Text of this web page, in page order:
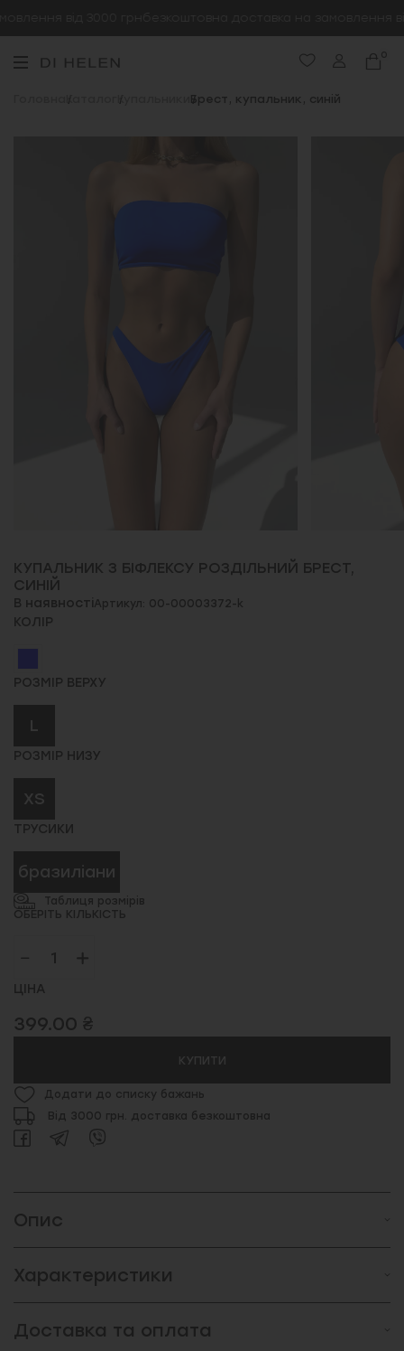
безкоштовна доставка на замовлення
0
Каталог Купальники Брест, купальник, синій
КУПАЛЬНИК З БІФЛЕКСУ РОЗДІЛЬНИЙ БРЕСТ,
СИНІЙ
В наявностіАртикул: 00-00003372-k
КОЛІР
РОЗМІР ВЕРХУ
L
РОЗМІР НИЗУ
XS
ТРУСИКИ
бразиліани
Таблиця розмірів
ОБЕРІТЬ КІЛЬКІСТЬ
ЦІНА
399.00 ₴
КУПИТИ
Додати до списку бажань
Від 3000 грн. доставка безкоштовна
Опис
Характеристики
Доставка та оплата